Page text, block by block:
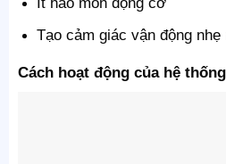
Ít hao mòn động cơ
Tạo cảm giác vận động nhẹ
Cách hoạt động của hệ